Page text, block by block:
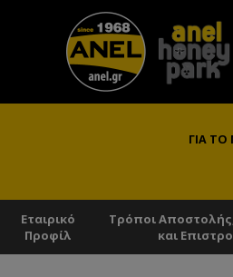
ΓΙΑ
Εταιρικό
Προφίλ
Τρόποι
και